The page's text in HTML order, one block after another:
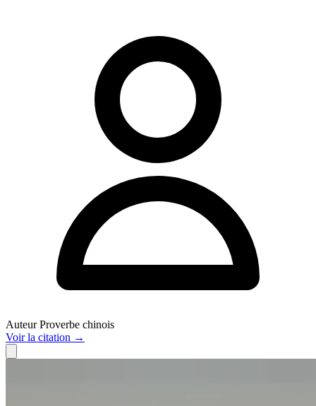
Auteur Proverbe chinois
Voirla citation →